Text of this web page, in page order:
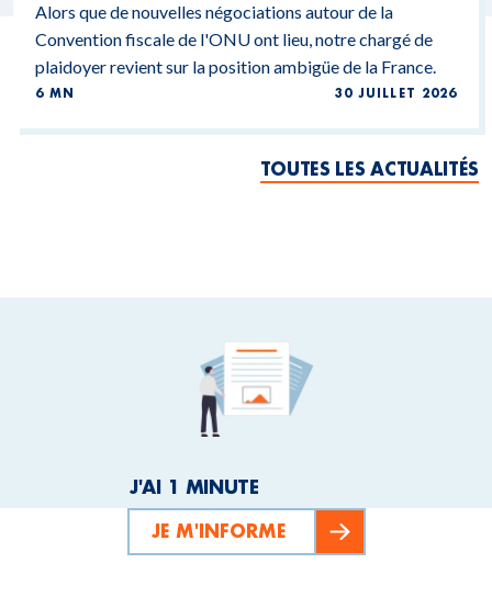
Alors que de nouvelles négociations autour de la
Convention fiscale de l'ONU ont lieu, notre chargé de
plaidoyer revient sur la position ambigüe de la France.
6 MN 30 JUILLET 2026
TOUTES LES ACTUALITÉS
J'AI 1 MINUTE
JE M'INFORME